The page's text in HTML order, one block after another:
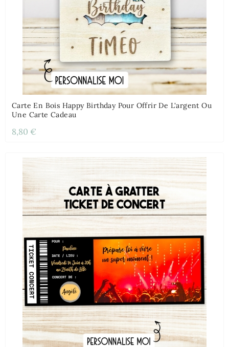
Carte En Bois Happy Birthday Pour Offrir De L'argent Ou
Une Carte Cadeau
8,80 €